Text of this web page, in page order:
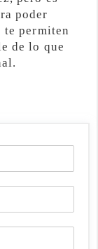
poder
te permiten
de lo que